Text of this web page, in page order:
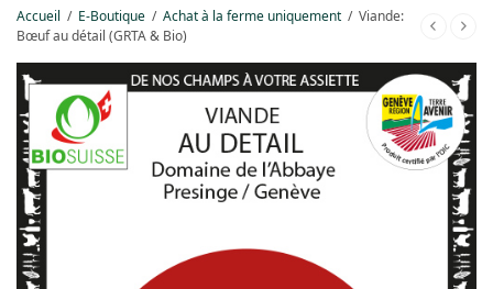
Accueil / E-Boutique / Achat à la ferme uniquement / Viande:
Bœuf au détail (GRTA & Bio)